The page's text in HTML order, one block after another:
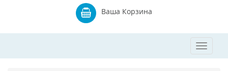
Ваша Корзина
Toggle